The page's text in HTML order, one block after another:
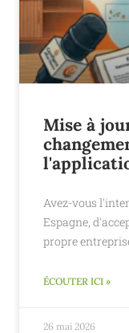
Mise à
Avez-vous
Espagne,
propre
ÉCOUTER ICI »
26 mai 2026